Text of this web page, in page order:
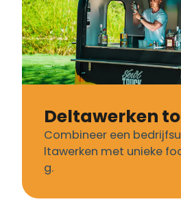
Deltawerken
Combineer een
ltawerken met unieke
g.